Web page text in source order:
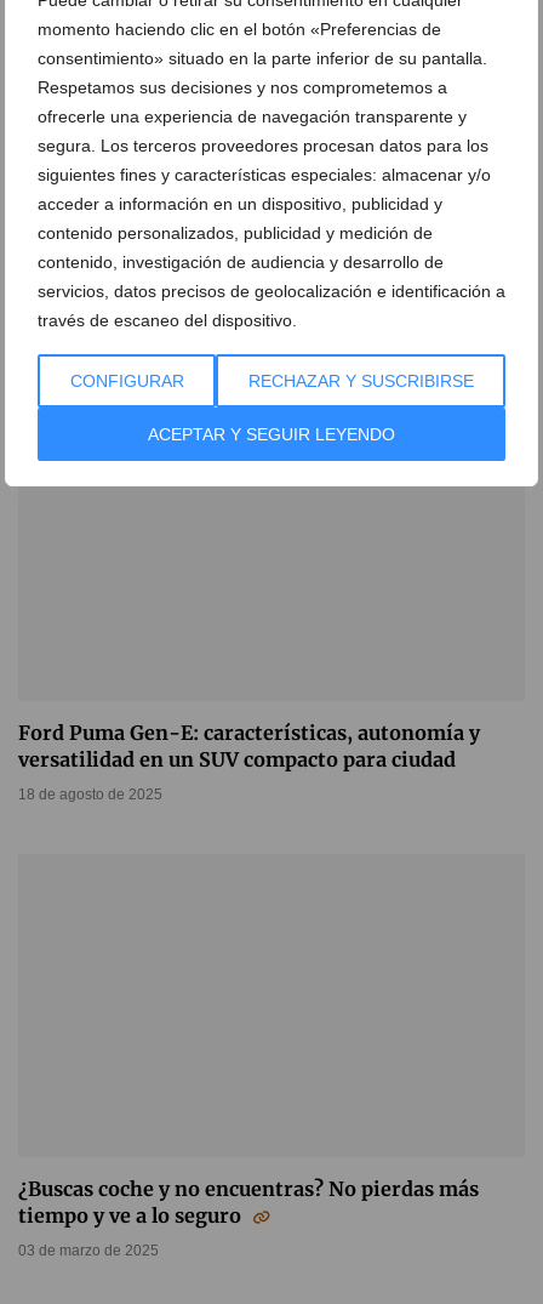
momento haciendo clic en el botón «Preferencias de
consentimiento» situado en la parte inferior de su pantalla.
Respetamos sus decisiones y nos comprometemos a
ofrecerle una experiencia de navegación transparente y
segura. Los terceros proveedores procesan datos para los
siguientes fines y características especiales: almacenar y/o
acceder a información en un dispositivo, publicidad y
contenido personalizados, publicidad y medición de
contenido, investigación de audiencia y desarrollo de
servicios, datos precisos de geolocalización e identificación a
través de escaneo del dispositivo.
CONFIGURAR RECHAZAR Y SUSCRIBIRSE
ACEPTAR Y SEGUIR LEYENDO
Llega la temporada de la moto en la Marina Alta
07 de abril de 2026
Xàbia Motor
Ford Puma Gen-E: características, autonomía y
versatilidad en un SUV compacto para ciudad
18 de agosto de 2025
¿Buscas coche y no encuentras? No pierdas más
tiempo y ve a lo seguro
03 de marzo de 2025